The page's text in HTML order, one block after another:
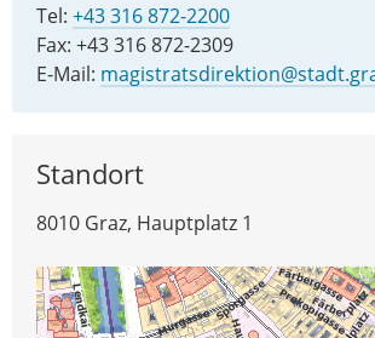
Tel: +43 316 872-2200
Fax: +43 316 872-2309
E-Mail:
Standort
8010 Graz, Hauptplatz 1